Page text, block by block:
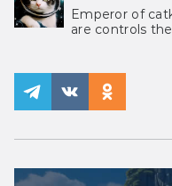
Emperor of
are controls